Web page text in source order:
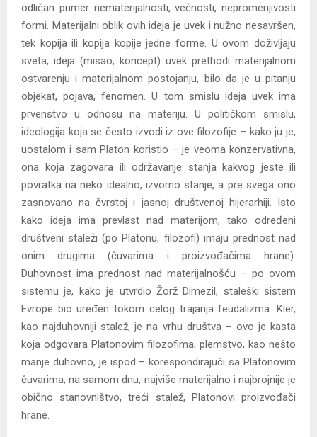
odličan primer nematerijalnosti, večnosti, nepromenjivosti
formi. Materijalni oblik ovih ideja je uvek i nužno nesavršen,
tek kopija ili kopija kopije jedne forme. U ovom doživljaju
sveta, ideja (misao, koncept) uvek prethodi materijalnom
ostvarenju i materijalnom postojanju, bilo da je u pitanju
objekat, pojava, fenomen. U tom smislu ideja uvek ima
prvenstvo u odnosu na materiju. U političkom smislu,
ideologija koja se često izvodi iz ove filozofije – kako ju je,
uostalom i sam Platon koristio – je veoma konzervativna,
ona koja zagovara ili održavanje stanja kakvog jeste ili
povratka na neko idealno, izvorno stanje, a pre svega ono
zasnovano na čvrstoj i jasnoj društvenoj hijerarhiji. Isto
kako ideja ima prevlast nad materijom, tako određeni
društveni staleži (po Platonu, filozofi) imaju prednost nad
onim drugima (čuvarima i proizvođačima hrane).
Duhovnost ima prednost nad materijalnošću – po ovom
sistemu je, kako je utvrdio Žorž Dimezil, staleški sistem
Evrope bio uređen tokom celog trajanja feudalizma. Kler,
kao najduhovniji stalež, je na vrhu društva – ovo je kasta
koja odgovara Platonovim filozofima; plemstvo, kao nešto
manje duhovno, je ispod – korespondirajući sa Platonovim
čuvarima; na samom dnu, najviše materijalno i najbrojnije je
obično stanovništvo, treći stalež, Platonovi proizvođači
hrane.